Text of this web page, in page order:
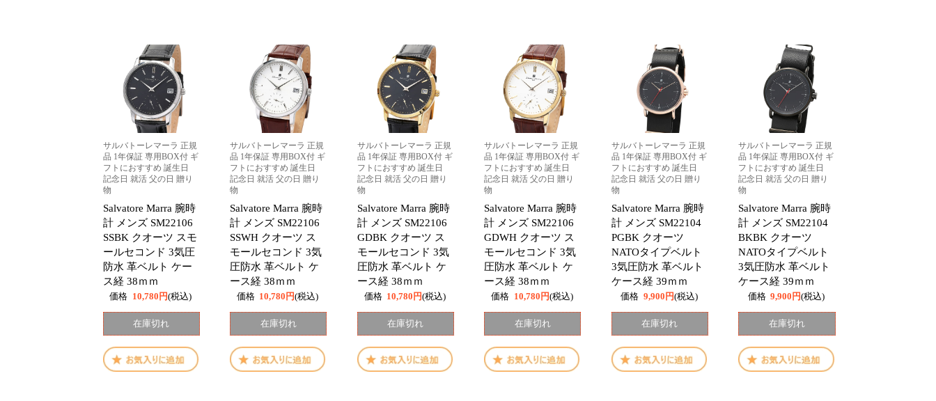
サルバトーレマーラ 正規
品 1年保証 専用BOX付 ギ
フトにおすすめ 誕生日
記念日 就活 父の日 贈り
物
Salvatore Marra 腕時
計 メンズ SM22106
SSBK クオーツ スモ
ールセコンド 3気圧
防水 革ベルト ケー
ス経 38ｍｍ
価格 10,780円(税込)
在庫切れ
サルバトーレマーラ 正規
品 1年保証 専用BOX付 ギ
フトにおすすめ 誕生日
記念日 就活 父の日 贈り
物
Salvatore Marra 腕時
計 メンズ SM22106
SSWH クオーツ ス
モールセコンド 3気
圧防水 革ベルト ケ
ース経 38ｍｍ
価格 10,780円(税込)
在庫切れ
サルバトーレマーラ 正規
品 1年保証 専用BOX付 ギ
フトにおすすめ 誕生日
記念日 就活 父の日 贈り
物
Salvatore Marra 腕時
計 メンズ SM22106
GDBK クオーツ ス
モールセコンド 3気
圧防水 革ベルト ケ
ース経 38ｍｍ
価格 10,780円(税込)
在庫切れ
サルバトーレマーラ 正規
品 1年保証 専用BOX付 ギ
フトにおすすめ 誕生日
記念日 就活 父の日 贈り
物
Salvatore Marra 腕時
計 メンズ SM22106
GDWH クオーツ ス
モールセコンド 3気
圧防水 革ベルト ケ
ース経 38ｍｍ
価格 10,780円(税込)
在庫切れ
サルバトーレマーラ 正規
品 1年保証 専用BOX付 ギ
フトにおすすめ 誕生日
記念日 就活 父の日 贈り
物
Salvatore Marra 腕時
計 メンズ SM22104
PGBK クオーツ
NATOタイプベルト
3気圧防水 革ベルト
ケース経 39ｍｍ
価格 9,900円(税込)
在庫切れ
サルバトーレマーラ 正規
品 1年保証 専用BOX付 ギ
フトにおすすめ 誕生日
記念日 就活 父の日 贈り
物
Salvatore Marra 腕時
計 メンズ SM22104
BKBK クオーツ
NATOタイプベルト
3気圧防水 革ベルト
ケース経 39ｍｍ
価格 9,900円(税込)
在庫切れ